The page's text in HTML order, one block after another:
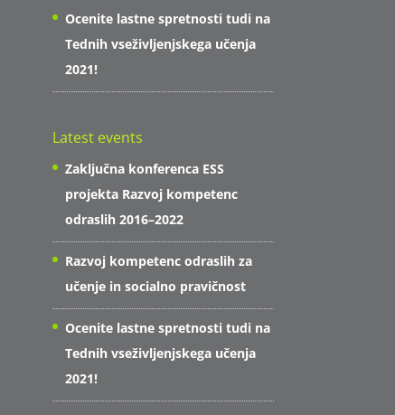
Ocenite lastne spretnosti tudi na
Tednih vseživljenjskega učenja
2021!
Latest events
Zaključna konferenca ESS
projekta Razvoj kompetenc
odraslih 2016–2022
Razvoj kompetenc odraslih za
učenje in socialno pravičnost
Ocenite lastne spretnosti tudi na
Tednih vseživljenjskega učenja
2021!